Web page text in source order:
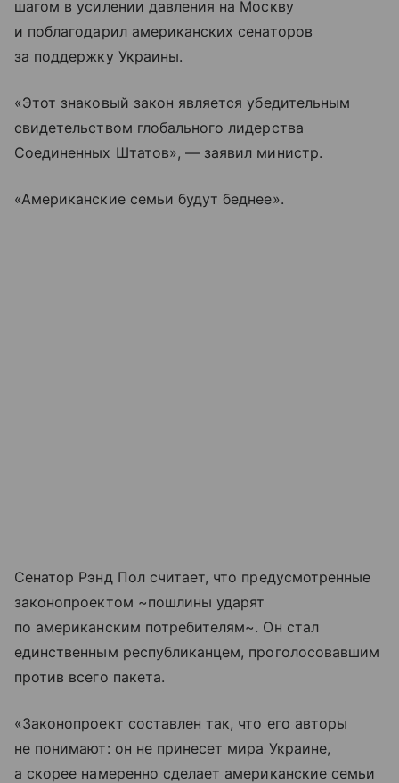
шагом в усилении давления на Москву
и поблагодарил американских сенаторов
за поддержку Украины.
«Этот знаковый закон является убедительным
свидетельством глобального лидерства
Соединенных Штатов», — заявил министр.
«Американские семьи будут беднее».
Сенатор Рэнд Пол считает, что предусмотренные
законопроектом ~пошлины ударят
по американским потребителям~. Он стал
единственным республиканцем, проголосовавшим
против всего пакета.
«Законопроект составлен так, что его авторы
не понимают: он не принесет мира Украине,
а скорее намеренно сделает американские семьи